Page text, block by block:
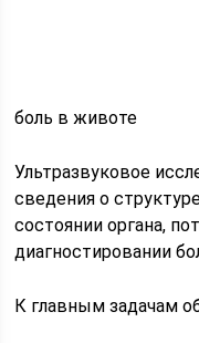
боль в животе
Ультразвуковое
сведения о
состоянии органа,
диагностировании
К главным задачам